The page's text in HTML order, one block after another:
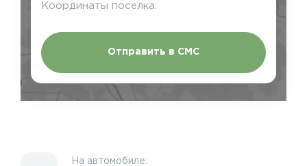
Координаты поселка:
Отправить в СМС
На автомобиле: